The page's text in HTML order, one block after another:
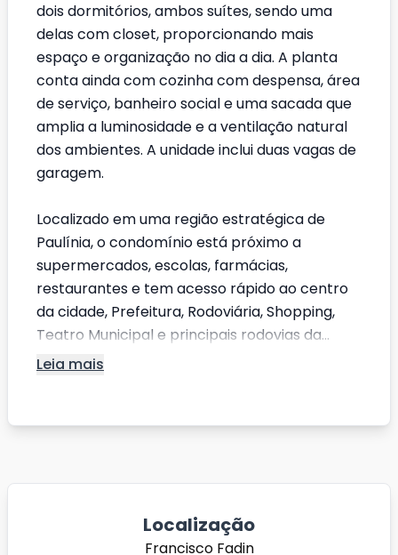
dois dormitórios, ambos suítes, sendo uma
delas com closet, proporcionando mais
espaço e organização no dia a dia. A planta
conta ainda com cozinha com despensa, área
de serviço, banheiro social e uma sacada que
amplia a luminosidade e a ventilação natural
dos ambientes. A unidade inclui duas vagas de
garagem.
Localizado em uma região estratégica de
Paulínia, o condomínio está próximo a
supermercados, escolas, farmácias,
restaurantes e tem acesso rápido ao centro
da cidade, Prefeitura, Rodoviária, Shopping,
Teatro Municipal e principais rodovias da...
Leia mais
Localização
Francisco Fadin